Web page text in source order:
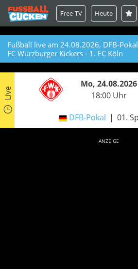
Free-TV Heute
Fußball live am 24.08.2026, DFB-
FC Würzburger Kickers - 1. FC Köln
Live
Mo, 24.08.2026
18:00 Uhr
DFB-Pokal 01.
ANZEIGE